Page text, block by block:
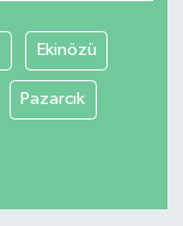
Ekinözü
Pazarcık